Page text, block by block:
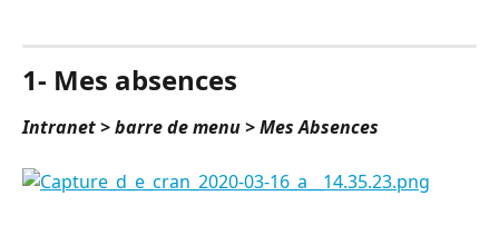
1- Mes absences
Intranet > barre de menu > Mes Absences